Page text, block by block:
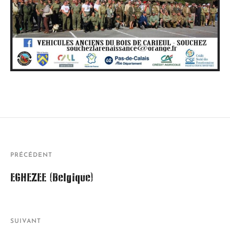
PRÉCÉDENT
EGHEZEE (Belgique)
SUIVANT